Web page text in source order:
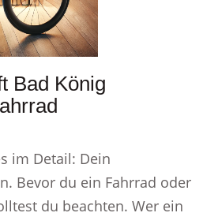
Bad König
im Detail: Dein
Bevor du ein Fahrrad oder
du beachten. Wer ein